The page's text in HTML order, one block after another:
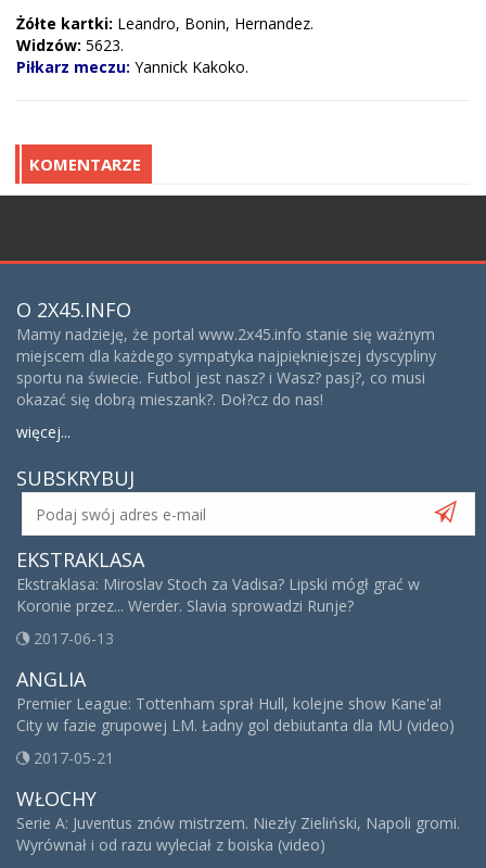
Żółte kartki: Leandro, Bonin, Hernandez.
Widzów: 5623.
Piłkarz meczu: Yannick Kakoko.
KOMENTARZE
O 2X45.INFO
Mamy nadzieję, że portal www.2x45.info stanie się ważnym
miejscem dla każdego sympatyka najpiękniejszej dyscypliny
sportu na świecie. Futbol jest nasz? i Wasz? pasj?, co musi
okazać się dobrą mieszank?. Doł?cz do nas!
więcej...
SUBSKRYBUJ
EKSTRAKLASA
Ekstraklasa: Miroslav Stoch za Vadisa? Lipski mógł grać w
Koronie przez... Werder. Slavia sprowadzi Runje?
2017-06-13
ANGLIA
Premier League: Tottenham sprał Hull, kolejne show Kane'a!
City w fazie grupowej LM. Ładny gol debiutanta dla MU (video)
2017-05-21
WŁOCHY
Serie A: Juventus znów mistrzem. Niezły Zieliński, Napoli gromi.
Wyrównał i od razu wyleciał z boiska (video)